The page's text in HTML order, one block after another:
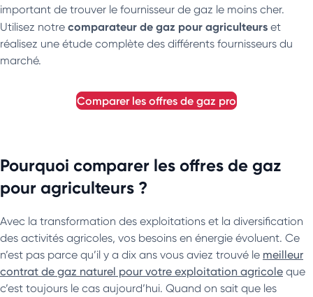
important de trouver le fournisseur de gaz le moins cher.
Utilisez notre comparateur de gaz pour agriculteurs et
réalisez une étude complète des différents fournisseurs du
marché.
comparer les offres de gaz pro
Pourquoi comparer les offres de gaz
pour agriculteurs ?
Avec la transformation des exploitations et la diversification
des activités agricoles, vos besoins en énergie évoluent. Ce
n’est pas parce qu’il y a dix ans vous aviez trouvé le meilleur
contrat de gaz naturel pour votre exploitation agricole que
c’est toujours le cas aujourd’hui. Quand on sait que les